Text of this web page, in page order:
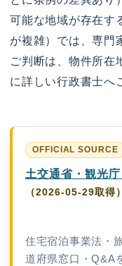
可能な地域が存在す
が複雑）では、専門
ご判断は、物件所在
に詳しい行政書士へ
土交通省・観光庁
（2026-05-29取得）
住宅宿泊事業法・
道府県窓口・Q&A